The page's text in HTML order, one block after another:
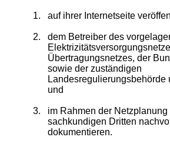
1. auf ihrer Internetseite
2.
dem Betreiber des
Übertragungsnetzes, der
sowie der zuständigen
Landesregulierungsbehörde
und
3.
im Rahmen der Netzplanung
sachkundigen Dritten
dokumentieren.